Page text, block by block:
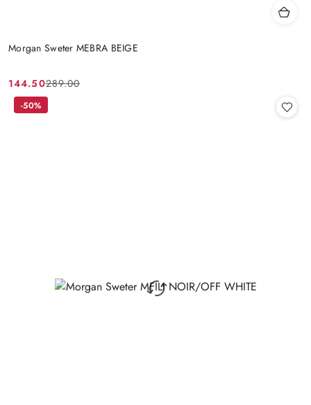
Morgan Sweter MEBRA BEIGE
Cena
promocyjna:
144.50
Cena
przed
289.00
-50%